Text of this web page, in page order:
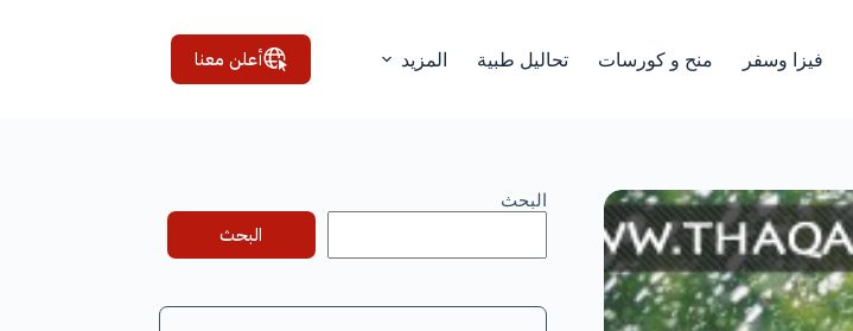
فيزا وسفر منح و كورسات تحاليل طبية المزيد أعلن معنا
البحث
البحث